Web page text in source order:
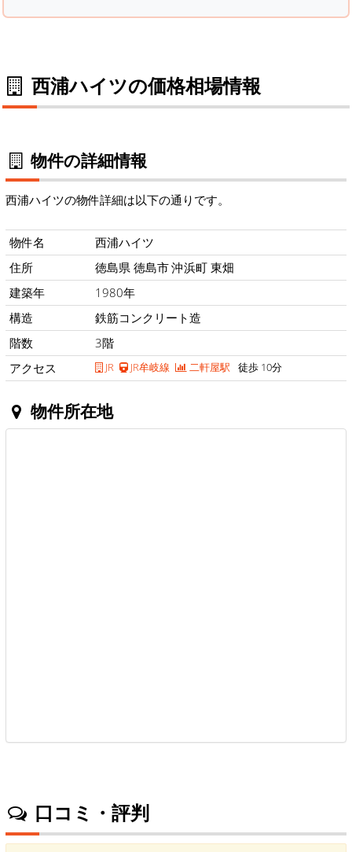
西浦ハイツの価格相場情報
物件の詳細情報
西浦ハイツの物件詳細は以下の通りです。
物件名
西浦ハイツ
住所
徳島県 徳島市 沖浜町 東畑
建築年
1980年
構造
鉄筋コンクリート造
階数
3階
アクセス
JR JR牟岐線 二軒屋駅 徒歩 10分
物件所在地
口コミ・評判